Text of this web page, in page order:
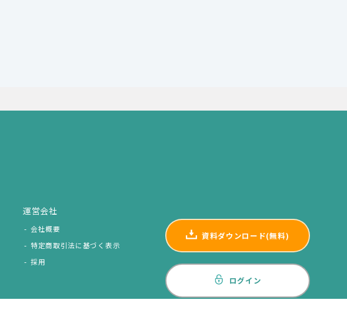
運営会社
会社概要
特定商取引法に基づく表示
採用
資料ダウンロード(無料)
ログイン